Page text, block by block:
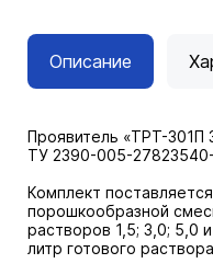
Описание
Проявитель «ТРТ-301П
ТУ 2390-005-
Комплект
порошкообразной
растворов 1,5; 3,0; 5,0
литр готового